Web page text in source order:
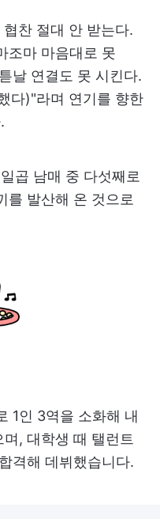
찬 절대 안 받는다.
조마 마음대로 못
날 연결도 못 시킨다.
다)"라며 연기를 향한
곱 남매 중 다섯째로
를 발산해 온 것으로
1인 3역을 소화해 내
, 대학생 때 탤런트
격해 데뷔했습니다.